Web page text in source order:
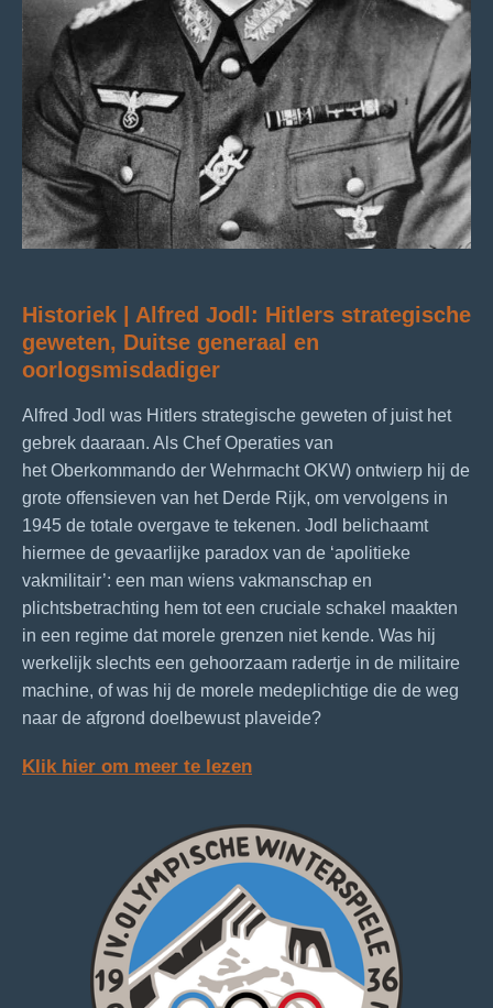
Historiek | Alfred Jodl: Hitlers strategische
geweten, Duitse generaal en
oorlogsmisdadiger
Alfred Jodl was Hitlers strategische geweten of juist het
gebrek daaraan. Als Chef Operaties van
het Oberkommando der Wehrmacht OKW) ontwierp hij de
grote offensieven van het Derde Rijk, om vervolgens in
1945 de totale overgave te tekenen. Jodl belichaamt
hiermee de gevaarlijke paradox van de ‘apolitieke
vakmilitair’: een man wiens vakmanschap en
plichtsbetrachting hem tot een cruciale schakel maakten
in een regime dat morele grenzen niet kende. Was hij
werkelijk slechts een gehoorzaam radertje in de militaire
machine, of was hij de morele medeplichtige die de weg
naar de afgrond doelbewust plaveide?
Klik hier om meer te lezen